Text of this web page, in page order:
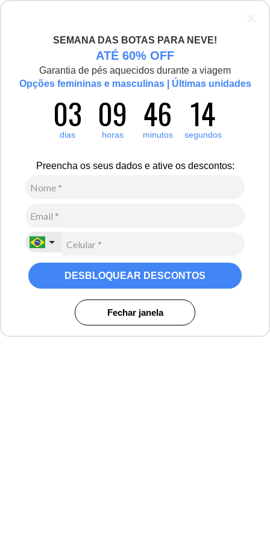
SEMANA DAS BOTAS PARA NEVE!
ATÉ 60% OFF
Garantia de pés aquecidos durante a viagem
Opções femininas e masculinas | Últimas unidades
03
dias 09
horas 46
minutos 14
segundos
Preencha os seus dados e ative os descontos:
DESBLOQUEAR DESCONTOS
Fechar janela